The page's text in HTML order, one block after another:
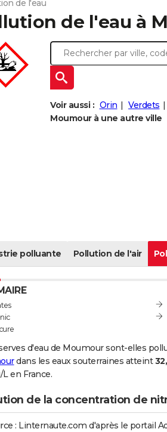
de l'eau
de l'eau à
Voir aussi : Orin Verdets
Moumour à une autre ville
polluante Pollution de l'air
d'eau de Moumour sont-elles
dans les eaux souterraines atteint
en France.
de la concentration de
: Linternaute.com d'après le portail